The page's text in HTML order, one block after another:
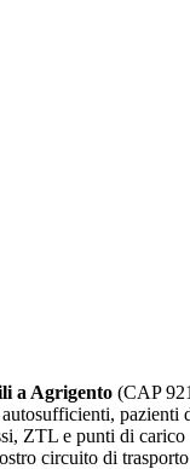
a Agrigento (CAP
pazienti
ZTL e punti di
circuito di